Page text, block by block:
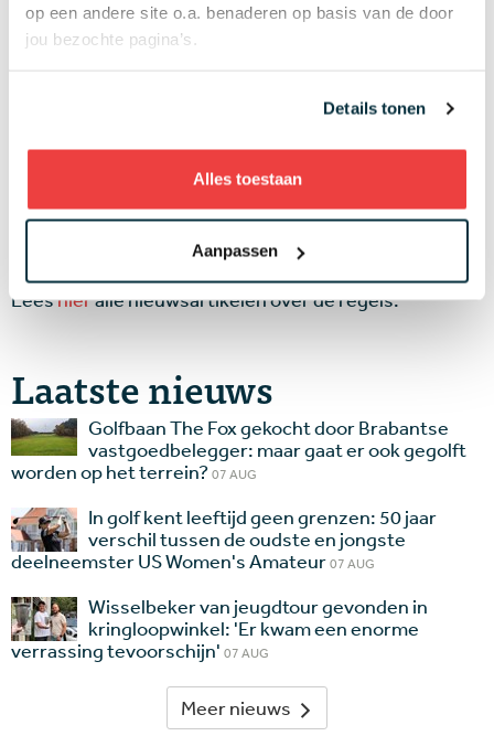
op een andere site o.a. benaderen op basis van de door
jou bezochte pagina’s.
Details tonen
Alles toestaan
Aanpassen
majors won op het seniorencircuit, de regels
overtreedt. De lange putter is niet verboden, maar het
Wat denk jij? Overtreedt Langer de regels? Moet de
regel aangescherpt of veranderd worden?
Laat het ons weten met een reactie onder dit bericht
redactie@golf.nl
Leeshieralle nieuwsartikelen over de regels.
Laatste nieuws
Golfbaan The Fox gekocht door Brabantse
vastgoedbelegger: maar gaat er ook gegolft
worden op het terrein?07 AUG
In golf kent leeftijd geen grenzen: 50 jaar
verschil tussen de oudste en jongste
deelneemster US Women's Amateur07 AUG
Wisselbeker van jeugdtour gevonden in
kringloopwinkel: 'Er kwam een enorme
verrassing tevoorschijn' 07 AUG
Meer nieuws